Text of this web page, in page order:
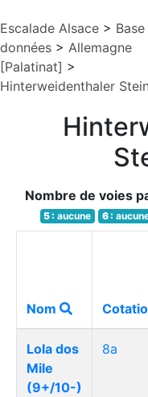
Escalade Alsace >
données > Allemagne
[Palatinat] >
Hinterweidenthaler
Nombre de voies
5 : aucune 6 :
Nom
Lola dos
Mile
(9+/10-)
8a